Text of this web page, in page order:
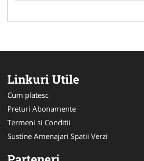
Linkuri Utile
Cum platesc
Preturi Abonamente
Termeni si Conditii
Sustine Amenajari Spatii Verzi